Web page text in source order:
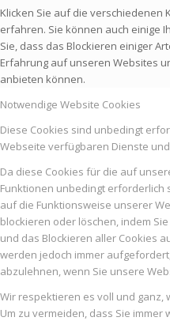
Klicken Sie auf die verschiedenen
erfahren. Sie können auch einige
Sie, dass das Blockieren einiger
Erfahrung auf unseren Websites
anbieten können.
Notwendige Website Cookies
Diese Cookies sind unbedingt
Webseite verfügbaren Dienste
Da diese Cookies für die auf
Funktionen unbedingt erforderlich
auf die Funktionsweise unserer
blockieren oder löschen, indem
und das Blockieren aller Cookies
werden jedoch immer
abzulehnen, wenn Sie unsere
Wir respektieren es voll und ganz,
Um zu vermeiden, dass Sie